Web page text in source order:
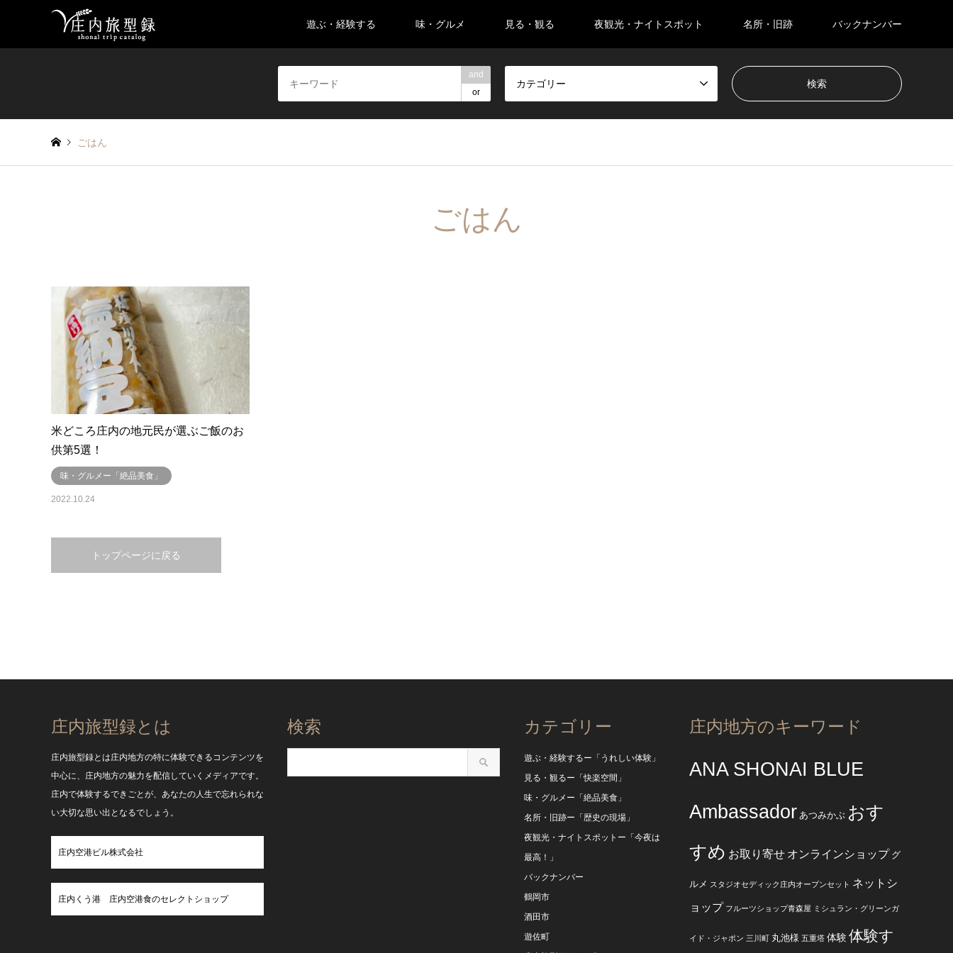
遊ぶ・経験する 味・グルメ 見る・観る 夜観光・ナイトスポット 名所・旧跡 バックナンバー
and
or
カテゴリー
ごはん
ごはん
米どころ庄内の地元民が選ぶご飯のお
供第5選！
味・グルメー「絶品美食」
2022.10.24
トップページに戻る
庄内旅型録とは
庄内旅型録とは庄内地方の特に体験できるコンテンツを
中心に、庄内地方の魅力を配信していくメディアです。
庄内で体験するできごとが、あなたの人生で忘れられな
い大切な思い出となるでしょう。
庄内空港ビル株式会社
庄内くう港 庄内空港食のセレクトショップ
検索 カテゴリー
遊ぶ・経験するー「うれしい体験」
見る・観るー「快楽空間」
味・グルメー「絶品美食」
名所・旧跡ー「歴史の現場」
夜観光・ナイトスポットー「今夜は
最高！」
バックナンバー
鶴岡市
酒田市
遊佐町
庄内地方のキーワード
ANA SHONAI BLUE
Ambassador あつみかぶ おす
すめ お取り寄せ オンラインショップ グ
ルメ スタジオセディック庄内オープンセット ネットシ
ョップ フルーツショップ青森屋 ミシュラン・グリーンガ
イド・ジャポン 三川町 丸池様 五重塔 体験体験す